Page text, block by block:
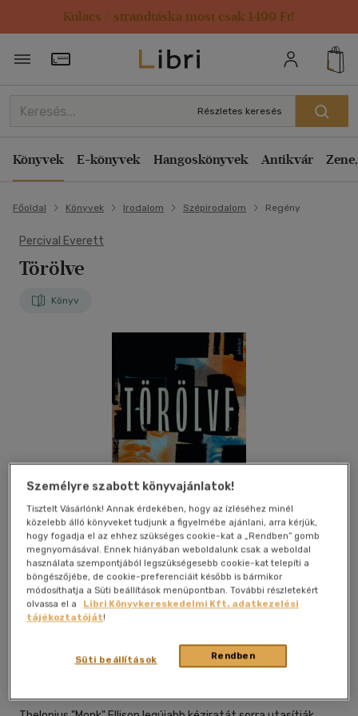
Kulacs / strandtáska most csak 1499 Ft!
Törzsvásárlói Kártya adatai
Részletes keresés
Könyvek E-könyvek Hangoskönyvek Antikvár
Főoldal Könyvek Irodalom Szépirodalom Regény
Percival Everett
Törölve
Könyv
Kívánságlistához adom Megosztom
Jelenkor Kiadó|2026|magyar nyelvű|keménytábla,
Személyre szabott könyvajánlatok!
Tisztelt Vásárlónk! Annak érdekében, hogy az ízléséhez minél
közelebb álló könyveket tudjunk a figyelmébe ajánlani, arra kérjük,
hogy fogadja el az ehhez szükséges cookie-kat a „Rendben” gomb
megnyomásával. Ennek hiányában weboldalunk csak a weboldal
használata szempontjából legszükségesebb cookie-kat telepíti a
böngészőjébe, de cookie-preferenciáit később is bármikor
módosíthatja a Süti beállítások menüpontban. További részletekért
olvassa el a
Libri Könyvkereskedelmi Kft. adatkezelési
tájékoztatóját!
Rendben
Süti beállítások